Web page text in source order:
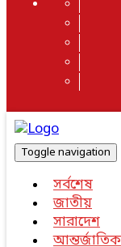
Toggle navigation
সর্বশেষ
জাতীয়
সারাদেশ
আন্তর্জাতিক